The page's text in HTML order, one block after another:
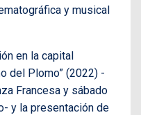
y musical
en la capital
del Plomo” (2022) -
Francesa y sábado
y la presentación de